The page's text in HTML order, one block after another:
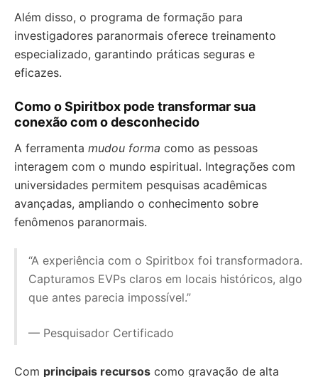
Além disso, o programa de formação para
investigadores paranormais oferece treinamento
especializado, garantindo práticas seguras e
eficazes.
Como o Spiritbox pode transformar sua
conexão com o desconhecido
A ferramenta mudou forma como as pessoas
interagem com o mundo espiritual. Integrações com
universidades permitem pesquisas acadêmicas
avançadas, ampliando o conhecimento sobre
fenômenos paranormais.
“A experiência com o Spiritbox foi transformadora.
Capturamos EVPs claros em locais históricos, algo
que antes parecia impossível.”
— Pesquisador Certificado
Com principais recursos como gravação de alta